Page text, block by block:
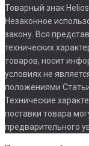
Товарный знак
Незаконное
закону. Вся
технических
товаров, носит
условиях не
положениями
Технические
поставки товара
предварительного